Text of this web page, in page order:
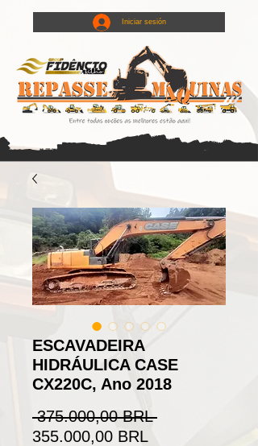
Iniciar sesión
ESCAVADEIRA
HIDRÁULICA CASE
CX220C, Ano 2018
375.000,00 BRL Precio
355.000,00 BRL